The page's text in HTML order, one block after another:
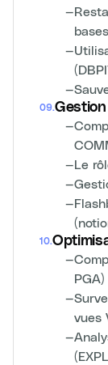
—
—
—
09.
—
—Le
—
—
10.
—
PGA)
—
vues
—